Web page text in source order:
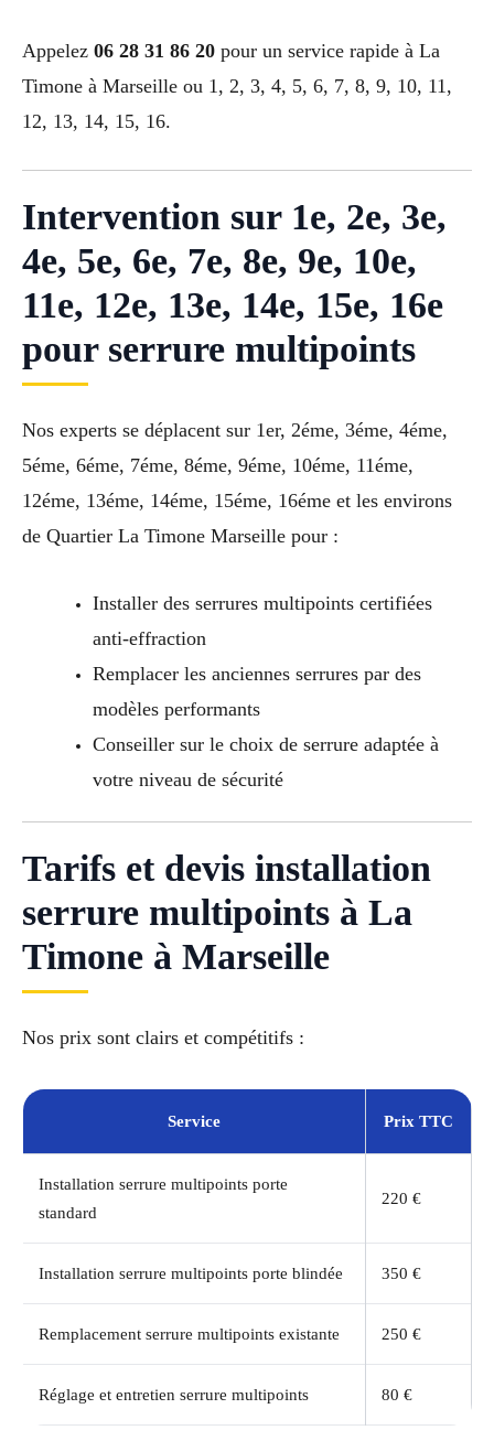
Appelez 06 28 31 86 20 pour un service rapide à La
Timone à Marseille ou 1, 2, 3, 4, 5, 6, 7, 8, 9, 10, 11,
12, 13, 14, 15, 16.
Intervention sur 1e, 2e, 3e,
4e, 5e, 6e, 7e, 8e, 9e, 10e,
11e, 12e, 13e, 14e, 15e, 16e
pour serrure multipoints
Nos experts se déplacent sur 1er, 2éme, 3éme, 4éme,
5éme, 6éme, 7éme, 8éme, 9éme, 10éme, 11éme,
12éme, 13éme, 14éme, 15éme, 16éme et les environs
de Quartier La Timone Marseille pour :
Installer des serrures multipoints certifiées
anti-effraction
Remplacer les anciennes serrures par des
modèles performants
Conseiller sur le choix de serrure adaptée à
votre niveau de sécurité
Tarifs et devis installation
serrure multipoints à La
Timone à Marseille
Nos prix sont clairs et compétitifs :
Service Prix TTC
Installation serrure multipoints porte
standard
220 €
Installation serrure multipoints porte blindée 350 €
Remplacement serrure multipoints existante 250 €
Réglage et entretien serrure multipoints 80 €